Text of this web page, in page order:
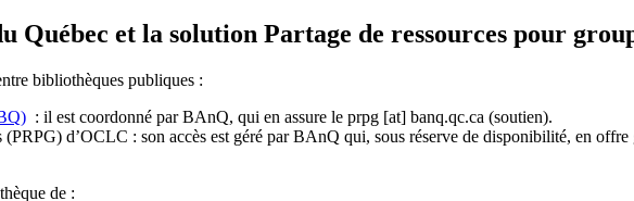
Québec et la solution Partage de ressources pour
bibliothèques publiques :
: il est coordonné par BAnQ, qui en assure le prpg [at] banq.qc.ca (soutien).
(PRPG) d’OCLC : son accès est géré par BAnQ qui, sous réserve de disponibilité, en
de :